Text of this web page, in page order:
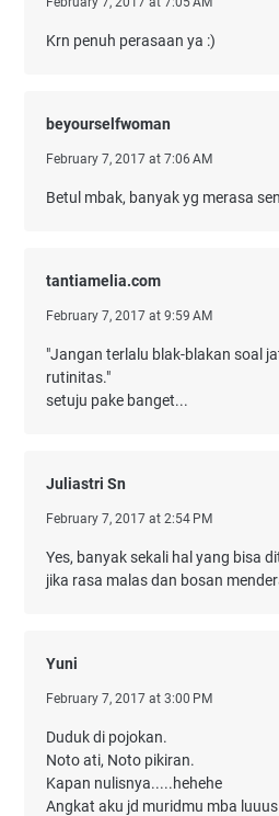
Krn penuh perasaan ya :)
beyourselfwoman
February 7, 2017 at 7:06 AM
Betul mbak, banyak yg merasa
tantiamelia.com
February 7, 2017 at 9:59 AM
"Jangan terlalu blak-blakan soal
rutinitas."
setuju pake banget...
Juliastri Sn
February 7, 2017 at 2:54 PM
Yes, banyak sekali hal yang bisa
jika rasa malas dan bosan
Yuni
February 7, 2017 at 3:00 PM
Duduk di pojokan.
Noto ati, Noto pikiran.
Kapan nulisnya.....hehehe
Angkat aku jd muridmu mba luuus